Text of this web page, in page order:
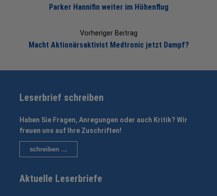
Parker Hannifin weiter im Höhenflug
Vorheriger Beitrag
Macht Aktionärsaktivist Medtronic jetzt Dampf?
Leserbrief schreiben
Haben Sie Fragen, Anregungen oder auch Kritik? Wir
freuen uns auf Ihre Zuschriften!
schreiben …
Aktuelle Leserbriefe